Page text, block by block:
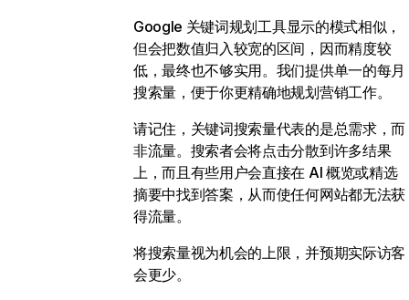
Google 关键词规划工具显示的模式相似，
但会把数值归入较宽的区间，因而精度较
低，最终也不够实用。我们提供单一的每月
搜索量，便于你更精确地规划营销工作。
请记住，关键词搜索量代表的是总需求，而
非流量。搜索者会将点击分散到许多结果
上，而且有些用户会直接在 AI 概览或精选
摘要中找到答案，从而使任何网站都无法获
得流量。
将搜索量视为机会的上限，并预期实际访客
会更少。